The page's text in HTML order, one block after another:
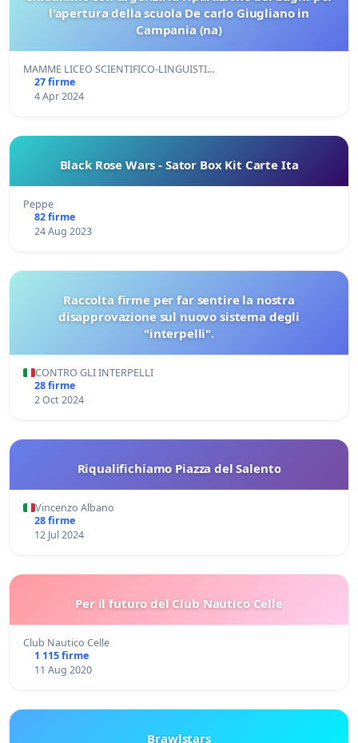
l'apertura della scuola De carlo Giugliano in
Campania (na)
MAMME LICEO SCIENTIFICO-LINGUISTI…
27 firme
4 Apr 2024
Black Rose Wars - Sator Box Kit Carte Ita
Peppe
82 firme
24 Aug 2023
Raccolta firme per far sentire la nostra
disapprovazione sul nuovo sistema degli
"interpelli".
CONTRO GLI INTERPELLI
28 firme
2 Oct 2024
Riqualifichiamo Piazza del Salento
Vincenzo Albano
28 firme
12 Jul 2024
Per il futuro del Club Nautico Celle
Club Nautico Celle
1 115 firme
11 Aug 2020
Brawlstars